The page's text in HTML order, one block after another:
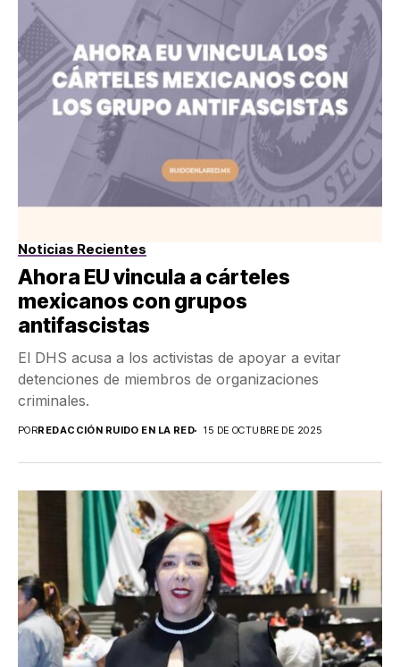
Noticias Recientes
Ahora EU vincula a cárteles
mexicanos con grupos
antifascistas
El DHS acusa a los activistas de apoyar a evitar
detenciones de miembros de organizaciones
criminales.
PORREDACCIÓN RUIDO EN LA RED 15 DE OCTUBRE DE 2025